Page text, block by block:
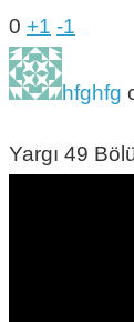
0 +1 -1
hfghfg
Yargı 49